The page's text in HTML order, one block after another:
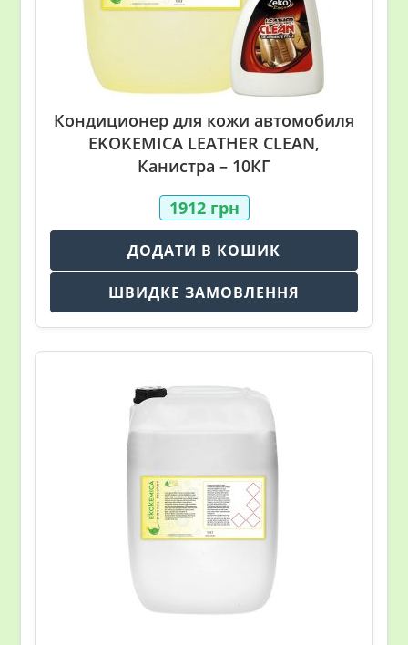
Кондиционер для кожи автомобиля
EKOKEMICA LEATHER CLEAN,
Канистра – 10КГ
1912 грн
ДОДАТИ В КОШИК
ШВИДКЕ ЗАМОВЛЕННЯ